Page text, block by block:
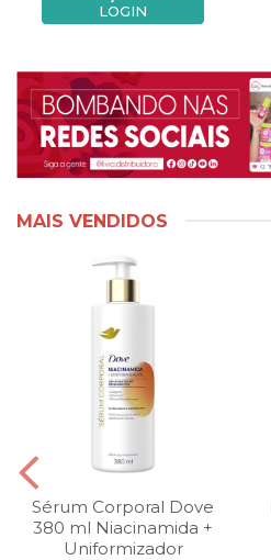
LOGIN
MAIS VENDIDOS
Sérum Corporal Dove
380 ml Niacinamida +
Uniformizador